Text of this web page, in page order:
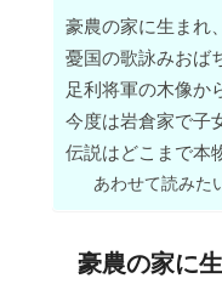
豪農の家に生まれ
憂国の歌詠みおば
足利将軍の木像か
今度は岩倉家で子
伝説はどこまで本
あわせて読みた
豪農の家に